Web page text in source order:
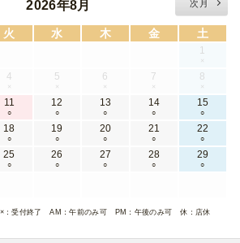
2026年8月 次月
火 水 木 金 土
1
×
4
×
5
×
6
×
7
×
8
×
11
○
12
○
13
○
14
○
15
○
18
○
19
○
20
○
21
○
22
○
25
○
26
○
27
○
28
○
29
○
×：受付終了 AM ：午前のみ可 PM ：午後のみ可 休 ：店休